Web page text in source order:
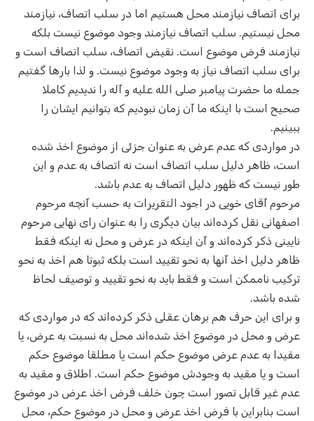
برای اتصاف نیازمند محل هستیم اما در سلب اتصاف، نیازمند
محل نیستیم. سلب اتصاف نیازمند وجود موضوع نیست بلکه
نیازمند فرض موضوع است. نقیض اتصاف، سلب اتصاف است و
برای سلب اتصاف نیاز به وجود موضوع نیست. و لذا بارها گفتیم
جمله ما حضرت پیامبر صلی الله علیه و آله را ندیدیم کاملا
صحیح است با اینکه ما آن زمان نبودیم که بتوانیم ایشان را
ببینیم.
در مواردی که عدم عرض به عنوان جزئی از موضوع اخذ شده
است، ظاهر دلیل سلب اتصاف است نه اتصاف به عدم و این
طور نیست که ظهور دلیل اتصاف به عدم باشد.
مرحوم آقای خویی در اجود التقریرات به حسب آنچه مرحوم
اصفهانی نقل کرده‌اند بیان دیگری را به عنوان رای نهایی مرحوم
نایینی ذکر کرده‌اند و آن اینکه در عرض و محل نه اینکه فقط
ظاهر دلیل اخذ آنها به نحو تقیید است بلکه ثبوتا هم اخذ به نحو
ترکیب ناممکن است و فقط باید به نحو تقیید و توصیف لحاظ
شده باشد.
و برای این حرف هم برهان عقلی ذکر کرده‌اند که در مواردی که
عرض و محل در موضوع اخذ شده‌اند محل به نسبت به عرض، یا
مقیدا به عدم عرض موضوع حکم است یا مطلقا موضوع حکم
است و یا مقید به وجودش موضوع حکم است. اطلاق و مقید به
عدم غیر قابل تصور است چون خلف فرض اخذ عرض در موضوع
است بنابراین با فرض اخذ عرض و محل در موضوع حکم، محل